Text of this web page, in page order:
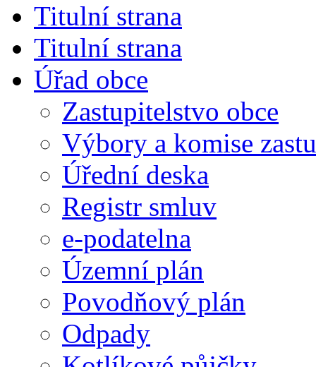
Titulní strana
Titulní strana
Úřad obce
Zastupitelstvo obce
Výbory a komise
Úřední deska
Registr smluv
e-podatelna
Územní plán
Povodňový plán
Odpady